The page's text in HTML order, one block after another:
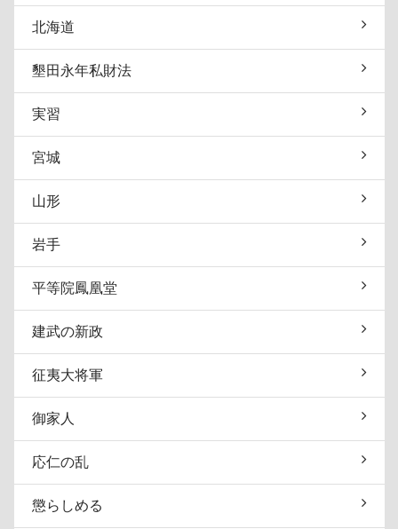
北海道
墾田永年私財法
実習
宮城
山形
岩手
平等院鳳凰堂
建武の新政
征夷大将軍
御家人
応仁の乱
懲らしめる